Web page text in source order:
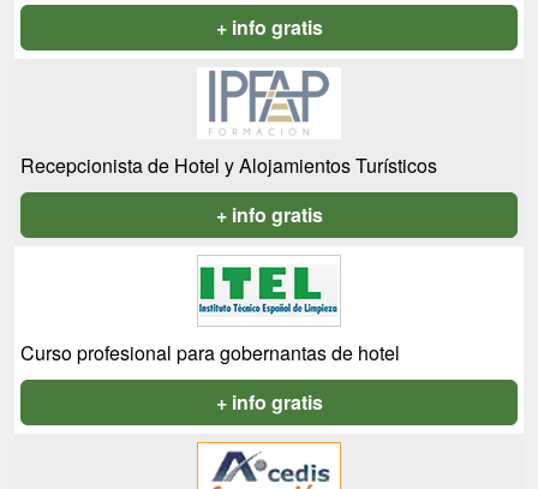
+ info gratis
Recepcionista de Hotel y Alojamientos Turísticos
+ info gratis
Curso profesional para gobernantas de hotel
+ info gratis